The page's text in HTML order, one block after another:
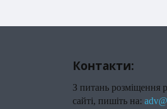
Контакти:
З питань розміщення
сайті, пишіть на: